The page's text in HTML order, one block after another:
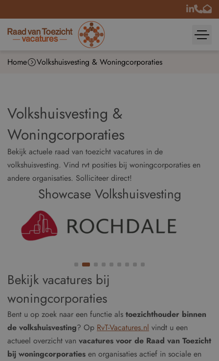
Home Volkshuisvesting & Woningcorporaties
Volkshuisvesting &
Woningcorporaties
Bekijk actuele raad van toezicht vacatures in de
volkshuisvesting. Vind rvt posities bij woningcorporaties en
andere organisaties. Solliciteer direct!
Showcase Volkshuisvesting
Bekijk vacatures bij
woningcorporaties
Bent u op zoek naar een functie als toezichthouder binnen
de volkshuisvesting? Op RvT-Vacatures.nl vindt u een
actueel overzicht van vacatures voor de Raad van Toezicht
bij woningcorporaties en organisaties actief in sociale en